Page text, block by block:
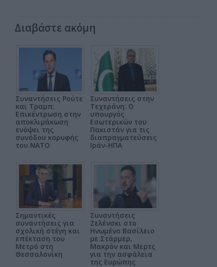
Διαβάστε ακόμη
Συναντήσεις Ρούτε
και Τραμπ:
Επικέντρωση στην
αποκλιμάκωση
ενόψει της
συνόδου κορυφής
του ΝΑΤΟ
Συναντήσεις στην
Τεχεράνη: Ο
υπουργός
Εσωτερικών του
Πακιστάν για τις
διαπραγματεύσεις
Ιράν-ΗΠΑ
Σημαντικές
συναντήσεις για
σχολική στέγη και
επέκταση του
Μετρό στη
Θεσσαλονίκη
Συναντήσεις
Ζελένσκι στο
Ηνωμένο Βασίλειο
με Στάρμερ,
Μακρόν και Μερτς
για την ασφάλεια
της Ευρώπης